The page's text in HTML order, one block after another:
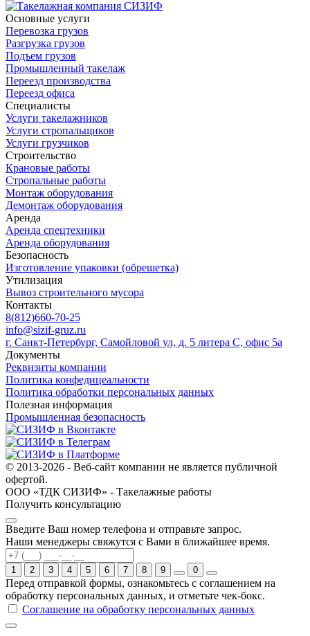
Основные услуги
Перевозка грузов
Разгрузка грузов
Подъем грузов
Промышленный такелаж
Переезд производства
Переезд офиса
Специалисты
Услуги такелажников
Услуги стропальщиков
Услуги грузчиков
Строительство
Крановые работы
Стропальные работы
Монтаж оборудования
Демонтаж оборудования
Аренда
Аренда спецтехники
Аренда оборудования
Безопасность
Изготовление упаковки (обрешетка)
Утилизация
Вывоз строительного мусора
Контакты
8(812)660-70-25
info@sizif-gruz.ru
г. Санкт-Петербург, Самойловой ул, д. 5 литера С, офис 5а
Документы
Реквизиты компании
Политика конфедицеальности
Политика обработки персональных данных
Полезная информация
Промышленная безопасность
© 2013-2026 - Веб-сайт компании не является публичной
офертой.
ООО «ТДК СИЗИФ» - Такелажные работы
Получить консультацию
Введите Ваш номер телефона и отправьте запрос.
Наши менеджеры свяжутся с Вами в ближайшее время.
1 2 3 4 5 6 7 8 9 0
Перед отправкой формы, ознакомьтесь с соглашением на
обработку персональных данных, и отметьте чек-бокс.
Соглашение на обработку персональных данных